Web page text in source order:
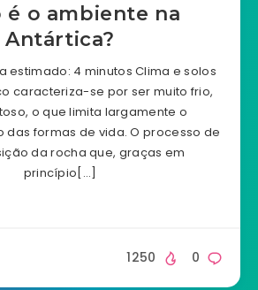
é o ambiente na
Antártica?
estimado: 4 minutos Clima e solos
caracteriza-se por ser muito frio,
o que limita largamente o
das formas de vida. O processo de
da rocha que, graças em
princípio[…]
0
1250